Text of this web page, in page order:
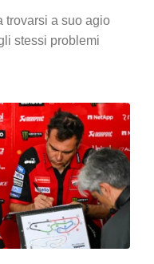
trovarsi a suo agio
stessi problemi